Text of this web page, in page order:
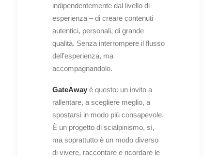
indipendentemente dal livello di
esperienza – di creare contenuti
autentici, personali, di grande
qualità. Senza interrompere il flusso
dell’esperienza, ma
accompagnandolo.
GateAway è questo: un invito a
rallentare, a scegliere meglio, a
spostarsi in modo più consapevole.
È un progetto di scialpinismo, sì,
ma soprattutto è un modo diverso
di vivere, raccontare e ricordare le